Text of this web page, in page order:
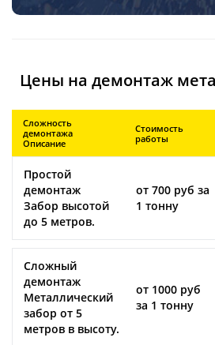
Цены на демонтаж
Сложность
демонтажа
Описание
Стоимость
работы
Простой
демонтаж
Забор высотой
до 5 метров.
от 700 руб за
1 тонну
Сложный
демонтаж
Металлический
забор от 5
метров в высоту.
от 1000 руб
за 1 тонну